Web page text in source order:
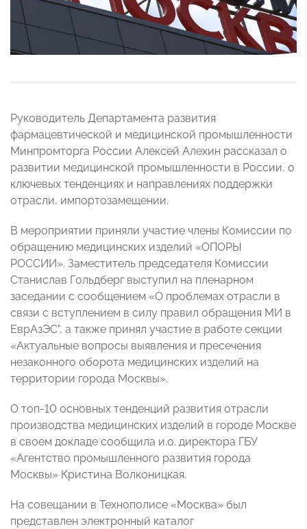
Руководитель Департамента развития
фармацевтической и медицинской промышленности
Минпромторга России Алексей Алехин рассказал о
развитии медицинской промышленности в России, о
ключевых тенденциях и направлениях поддержки
отрасли, импортозамещении.
В мероприятии приняли участие члены Комиссии по
обращению медицинских изделий «ОПОРЫ
РОССИИ». Заместитель председателя Комиссии
Станислав Гольдберг выступил на пленарном
заседании с сообщением «О проблемах отрасли в
связи с вступлением в силу правил обращения МИ в
ЕврАзЭС", а также принял участие в работе секции
«Актуальные вопросы выявления и пресечения
незаконного оборота медицинских изделий на
территории города Москвы».
О топ-10 основных тенденций развития отрасли
производства медицинских изделий в городе Москве
в своем докладе сообщила и.о. директора ГБУ
«Агентство промышленного развития города
Москвы» Кристина Волконицкая.
На совещании в Технополисе «Москва» был
представлен электронный каталог